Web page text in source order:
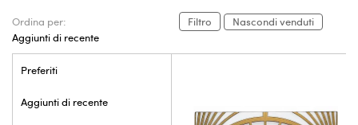
Ordina per:
Aggiunti di recente
Preferiti
Aggiunti di recente
Filtro Nascondi venduti